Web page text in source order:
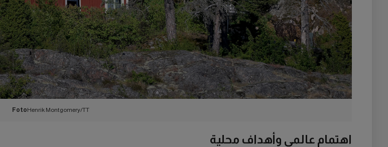
FotoHenrik Montgomery/TT
اهتمام عالمي وأهداف محلية